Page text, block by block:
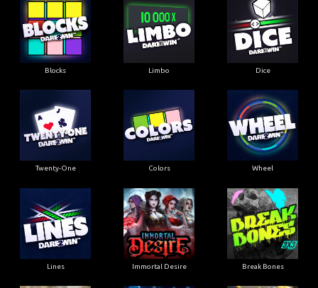
Blocks Limbo Dice
Twenty-One Colors Wheel
Lines Immortal Desire Break Bones